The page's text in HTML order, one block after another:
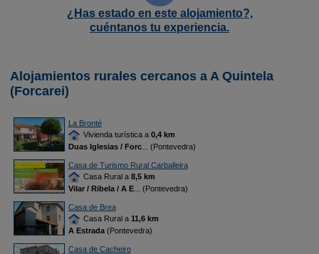
¿Has estado en este alojamiento?,
cuéntanos tu experiencia.
Alojamientos rurales cercanos a A Quintela
(Forcarei)
La Bronté
Vivienda turística a 0,4 km
Duas Iglesias / Forc... (Pontevedra)
Casa de Turismo Rural Carballeira
Casa Rural a 8,5 km
Vilar / Ribela / A E... (Pontevedra)
Casa de Brea
Casa Rural a 11,6 km
A Estrada(Pontevedra)
Casa de Cacheiro